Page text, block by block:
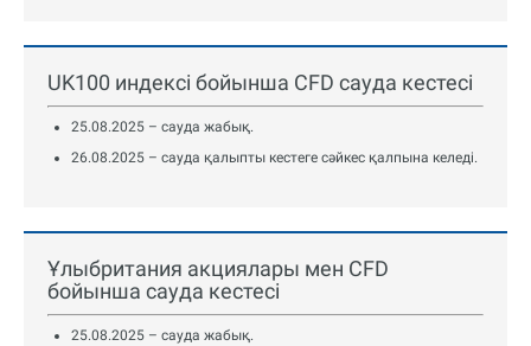
UK100 индексі бойынша CFD сауда кестесі
25.08.2025 – сауда жабық.
26.08.2025 – сауда қалыпты кестеге сәйкес қалпына келеді.
Ұлыбритания акциялары мен CFD
бойынша сауда кестесі
25.08.2025 – сауда жабық.